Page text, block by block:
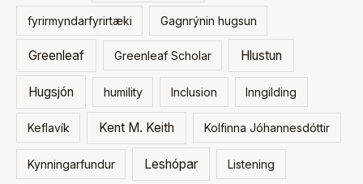
r
:
fyrirmyndarfyrirtæki Gagnrýnin hugsun
Greenleaf Greenleaf Scholar Hlustun
Hugsjón humility Inclusion Inngilding
Keflavík Kent M. Keith Kolfinna Jóhannesdóttir
Kynningarfundur Leshópar Listening